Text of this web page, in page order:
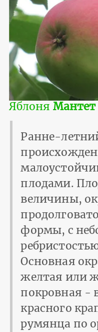
Яблоня Мантет
Ранне-
плодами.
величины,
формы, с
Основная
желтая или
покровная -
красного
румянца по